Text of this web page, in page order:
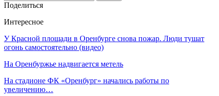
Поделиться
Интересное
У Красной площади в Оренбурге снова пожар. Люди тушат
огонь самостоятельно (видео)
На Оренбуржье надвигается метель
На стадионе ФК «Оренбург» начались работы по
увеличению…